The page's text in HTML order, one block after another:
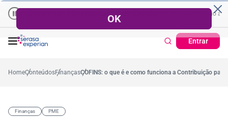
Empresas | Recuperação de Crédito Percentual médio no ano
Entrar
ano Cartão de Crédito |
HomeConteúdosFinançasCOFINS: o que é e como funciona a Contribuição
Finanças PME